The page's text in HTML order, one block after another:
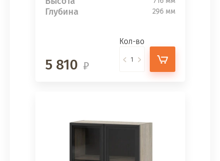
Глубина 296 мм
5 810
Кол-во